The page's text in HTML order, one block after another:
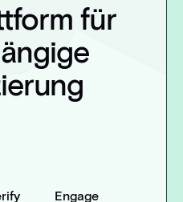
für
Engage